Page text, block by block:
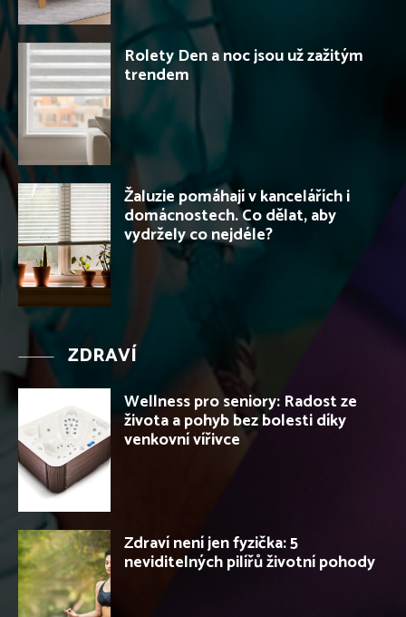
Rolety Den a noc jsou už zažitým
trendem
Žaluzie pomáhají v kancelářích i
domácnostech. Co dělat, aby
vydržely co nejdéle?
ZDRAVÍ
Wellness pro seniory: Radost ze
života a pohyb bez bolesti díky
venkovní vířivce
Zdraví není jen fyzička: 5
neviditelných pilířů životní pohody